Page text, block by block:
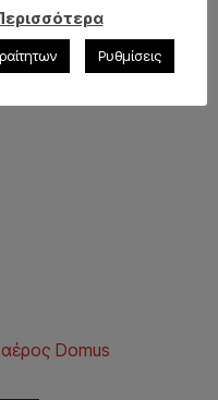
αέρος Domus
Ρυθμίσεις